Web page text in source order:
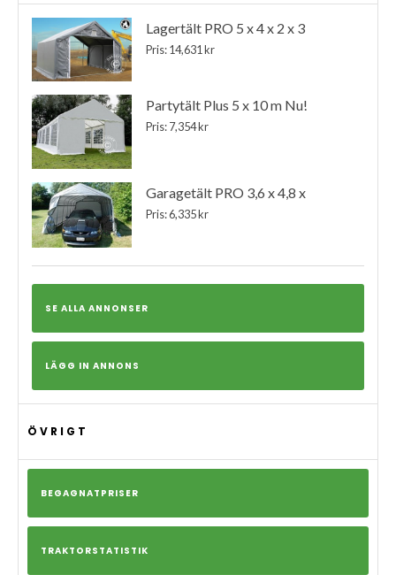
Lagertält PRO 5 x 4 x 2 x 3
Pris: 14,631 kr
Partytält Plus 5 x 10 m Nu!
Pris: 7,354 kr
Garagetält PRO 3,6 x 4,8 x
Pris: 6,335 kr
SE ALLA ANNONSER
LÄGG IN ANNONS
ÖVRIGT
BEGAGNATPRISER
TRAKTORSTATISTIK